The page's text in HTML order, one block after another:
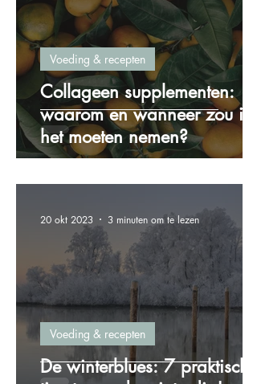
Collageen supplementen:
waarom en wanneer zou ik
het moeten nemen?
Voeding & recepten
De winterblues: 7 praktische
Voeding & recepten
20 okt 2023 3 minuten om te lezen